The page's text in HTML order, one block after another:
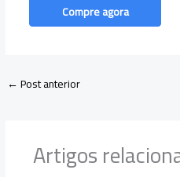
Compre agora
←Post anterior
Artigos